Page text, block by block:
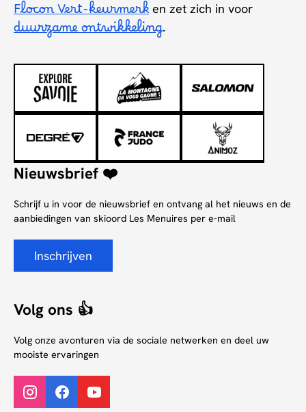
Flocon Vert-keurmerk en zet zich in voor
duurzame ontwikkeling.
Nieuwsbrief ❤️
Schrijf u in voor de nieuwsbrief en ontvang al het nieuws en de
aanbiedingen van skioord Les Menuires per e-mail
Inschrijven
Volg ons 👍
Volg onze avonturen via de sociale netwerken en deel uw
mooiste ervaringen